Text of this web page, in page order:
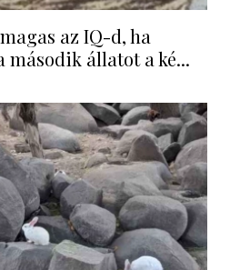
az IQ-d, ha
második állatot a ké...